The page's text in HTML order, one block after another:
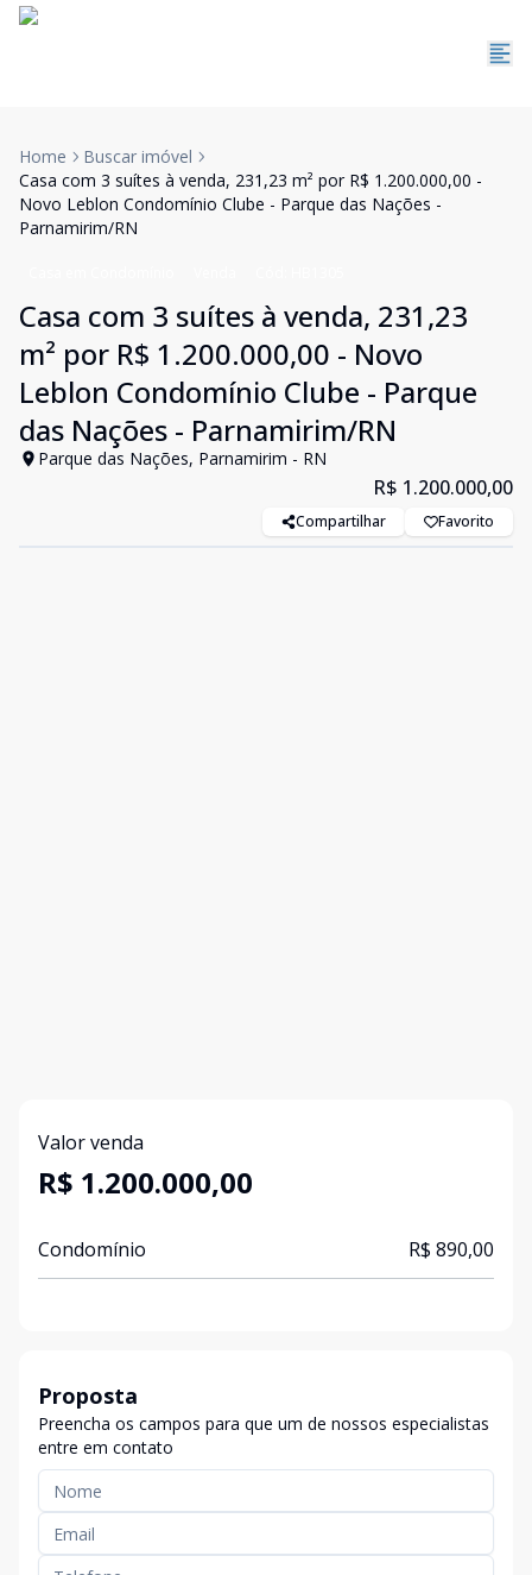
Home
Buscar imóvel
Casa com 3 suítes à venda, 231,23 m² por R$ 1.200.000,00 -
Novo Leblon Condomínio Clube - Parque das Nações -
Parnamirim/RN
Casa com 3 suítes à venda, 231,23
m² por R$ 1.200.000,00 - Novo
Leblon Condomínio Clube - Parque
das Nações - Parnamirim/RN
Parque das Nações, Parnamirim - RN
R$ 1.200.000,00
Compartilhar Favorito
Valor venda
R$ 1.200.000,00
Condomínio R$ 890,00
Proposta
Preencha os campos para que um de nossos especialistas
entre em contato